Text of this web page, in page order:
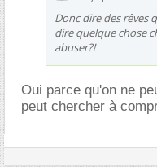
Donc dire des rêves
dire quelque chose
abuser?!
Oui parce qu'on ne
peut chercher à